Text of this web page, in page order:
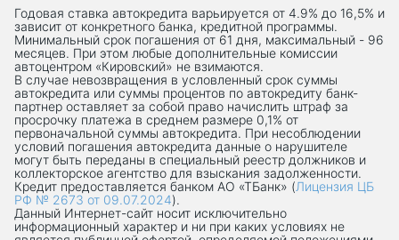
Годовая ставка автокредита варьируется от 4.9% до 16,5% и
зависит от конкретного банка, кредитной программы.
Минимальный срок погашения от 61 дня, максимальный - 96
месяцев. При этом любые дополнительные комиссии
автоцентром «Кировский» не взимаются.
В случае невозвращения в условленный срок суммы
автокредита или суммы процентов по автокредиту банк-
партнер оставляет за собой право начислить штраф за
просрочку платежа в среднем размере 0,1% от
первоначальной суммы автокредита. При несоблюдении
условий погашения автокредита данные о нарушителе
могут быть переданы в специальный реестр должников и
коллекторское агентство для взыскания задолженности.
Кредит предоставляется банком АО «ТБанк» (Лицензия ЦБ
РФ № 2673 от 09.07.2024).
Данный Интернет-сaйт носит исключительно
информационный характер и ни при каких условиях не